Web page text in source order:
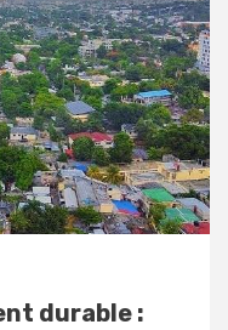
durable :